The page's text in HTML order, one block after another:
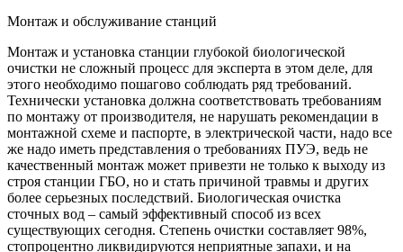
Монтаж и обслуживание станций
Монтаж и установка станции глубокой биологической
очистки не сложный процесс для эксперта в этом деле, для
этого необходимо пошагово соблюдать ряд требований.
Технически установка должна соответствовать требованиям
по монтажу от производителя, не нарушать рекомендации в
монтажной схеме и паспорте, в электрической части, надо все
же надо иметь представления о требованиях ПУЭ, ведь не
качественный монтаж может привезти не только к выходу из
строя станции ГБО, но и стать причиной травмы и других
более серьезных последствий. Биологическая очистка
сточных вод – самый эффективный способ из всех
существующих сегодня. Степень очистки составляет 98%,
стопроцентно ликвидируются неприятные запахи, и на